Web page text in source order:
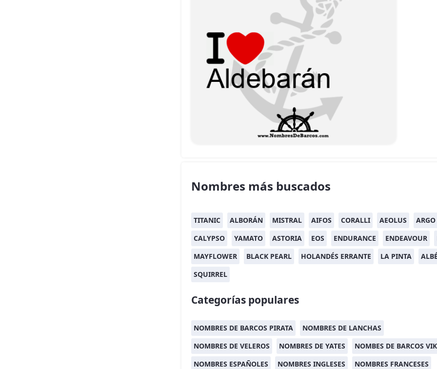
Nombres más buscados
TITANIC ALBORÁN MISTRAL AIFOS CORALLI AEOLUS
ARGO
CALYPSO
YAMATO ASTORIA EOS ENDURANCE ENDEAVOUR
MAYFLOWER
BLACK PEARL HOLANDÉS ERRANTE LA PINTA
SQUIRREL
Categorías populares
NOMBRES DE BARCOS PIRATA
NOMBRES DE LANCHAS
NOMBRES DE VELEROS
NOMBRES DE YATES
NOMBES DE BARCOS
NOMBRES ESPAÑOLES
NOMBRES INGLESES
NOMBRES FRANCESES